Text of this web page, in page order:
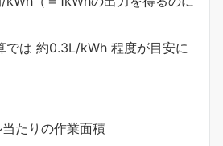
では 約0.3L/kWh 程度が目安に
当たりの作業面積